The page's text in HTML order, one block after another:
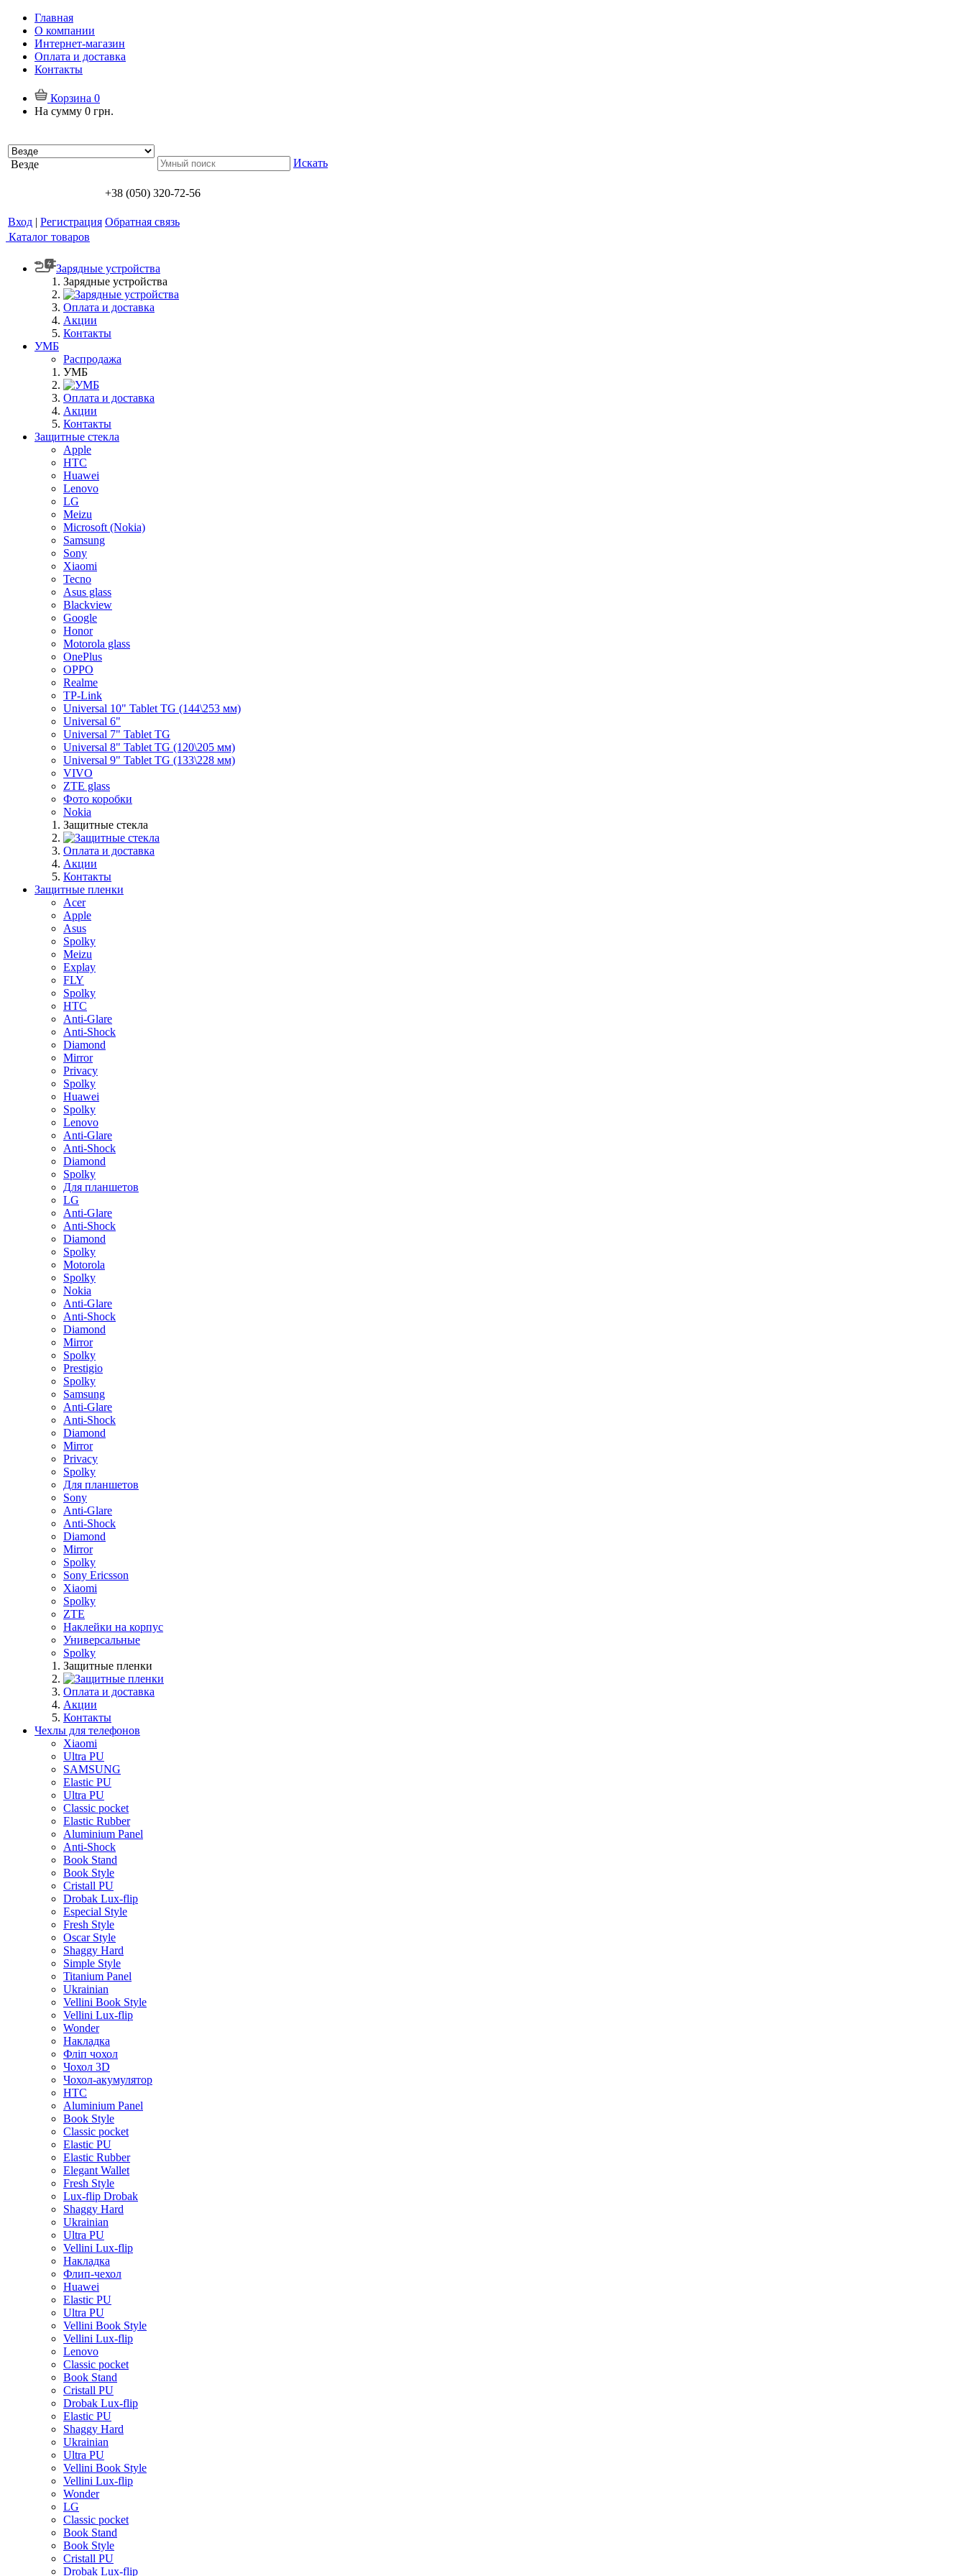
Главная
О компании
Интернет-магазин
Оплата и доставка
Контакты
Корзина 0
На сумму 0 грн.
Везде Искать
+38 (050) 320-72-56
Вход | Регистрация Обратная связь
Каталог товаров
Зарядные устройства
Зарядные устройства
Оплата и доставка
Акции
Контакты
УМБ
Распродажа
УМБ
Оплата и доставка
Акции
Контакты
Защитные стекла
Apple
HTC
Huawei
Lenovo
LG
Meizu
Microsoft (Nokia)
Samsung
Sony
Xiaomi
Tecno
Asus glass
Blackview
Google
Honor
Motorola glass
OnePlus
OPPO
Realme
TP-Link
Universal 10" Tablet TG (144\253 мм)
Universal 6"
Universal 7" Tablet TG
Universal 8" Tablet TG (120\205 мм)
Universal 9" Tablet TG (133\228 мм)
VIVO
ZTE glass
Фото коробки
Nokia
Защитные стекла
Оплата и доставка
Акции
Контакты
Защитные пленки
Acer
Apple
Asus
Spolky
Meizu
Explay
FLY
Spolky
HTC
Anti-Glare
Anti-Shock
Diamond
Mirror
Privacy
Spolky
Huawei
Spolky
Lenovo
Anti-Glare
Anti-Shock
Diamond
Spolky
Для планшетов
LG
Anti-Glare
Anti-Shock
Diamond
Spolky
Motorola
Spolky
Nokia
Anti-Glare
Anti-Shock
Diamond
Mirror
Spolky
Prestigio
Spolky
Samsung
Anti-Glare
Anti-Shock
Diamond
Mirror
Privacy
Spolky
Для планшетов
Sony
Anti-Glare
Anti-Shock
Diamond
Mirror
Spolky
Sony Ericsson
Xiaomi
Spolky
ZTE
Наклейки на корпус
Универсальные
Spolky
Защитные пленки
Оплата и доставка
Акции
Контакты
Чехлы для телефонов
Xiaomi
Ultra PU
SAMSUNG
Elastic PU
Ultra PU
Classic pocket
Elastic Rubber
Aluminium Panel
Anti-Shock
Book Stand
Book Style
Cristall PU
Drobak Lux-flip
Especial Style
Fresh Style
Oscar Style
Shaggy Hard
Simple Style
Titanium Panel
Ukrainian
Vellini Book Style
Vellini Lux-flip
Wonder
Накладка
Фліп чохол
Чохол 3D
Чохол-акумулятор
HTC
Aluminium Panel
Book Style
Classic pocket
Elastic PU
Elastic Rubber
Elegant Wallet
Fresh Style
Lux-flip Drobak
Shaggy Hard
Ukrainian
Ultra PU
Vellini Lux-flip
Накладка
Флип-чехол
Huawei
Elastic PU
Ultra PU
Vellini Book Style
Vellini Lux-flip
Lenovo
Classic pocket
Book Stand
Cristall PU
Drobak Lux-flip
Elastic PU
Shaggy Hard
Ukrainian
Ultra PU
Vellini Book Style
Vellini Lux-flip
Wonder
LG
Classic pocket
Book Stand
Book Style
Cristall PU
Drobak Lux-flip